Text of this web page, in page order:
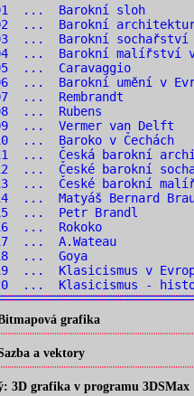
01 ... Barokní sloh
02 ... Barokní
03 ... Barokní
04 ... Barokní
05 ... Caravaggio
06 ... Barokní umění v
07 ... Rembrandt
08 ... Rubens
09 ... Vermer van Delft
10 ... Baroko v Čechách
11 ... Česká barokní
12 ... České barokní
13 ... České barokní
14 ... Matyáš Bernard
15 ... Petr Brandl
16 ... Rokoko
17 ... A.Wateau
18 ... Goya
19 ... Klasicismus v
20 ... Klasicismus -
grafika
a vektory
3D grafika v programu 3DSMax